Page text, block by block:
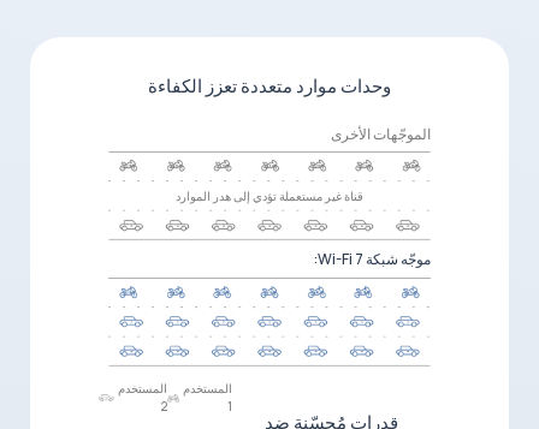
زيادة السرعة بنسبة
48%
بنسبة7
50%
وحدات موارد متعددة تعزز الكفاءة
الموجّهات الأخرى
قناة غير مستعملة تؤدي إلى هدر الموارد
موجّه شبكة Wi-Fi 7:
المستخدم
1
المستخدم
2
قدرات مُحسّنة ضد